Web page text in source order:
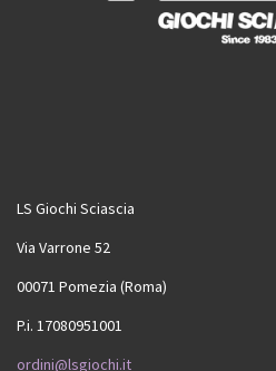
LS Giochi Sciascia
Via Varrone 52
00071 Pomezia (Roma)
P.i. 17080951001
ordini@lsgiochi.it